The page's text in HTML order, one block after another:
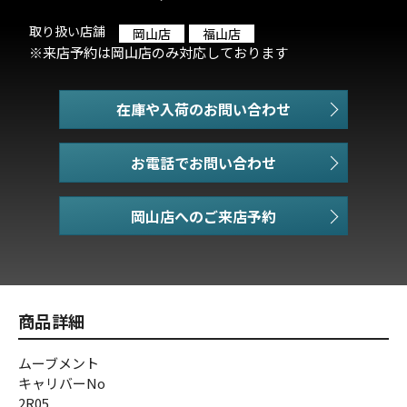
取り扱い店舗 岡山店 福山店
※来店予約は岡山店のみ対応しております
在庫や入荷のお問い合わせ
お電話でお問い合わせ
商品詳細
ムーブメント
キャリバーNo
2R05